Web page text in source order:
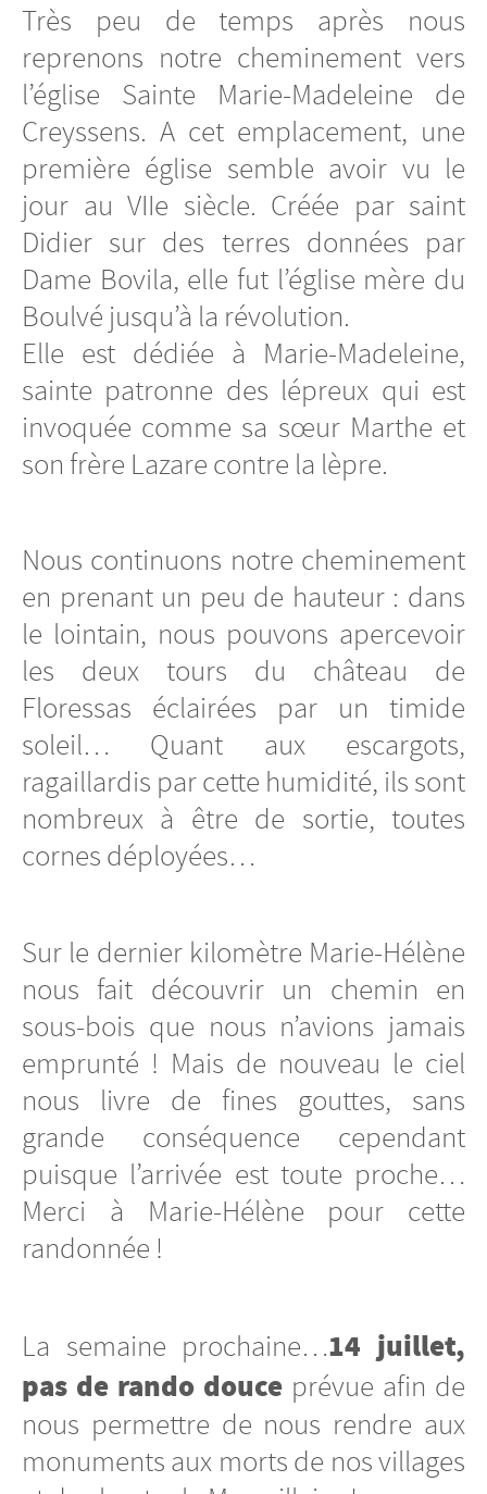
Très peu de temps après nous
reprenons notre cheminement vers
l’église Sainte Marie-Madeleine de
Creyssens. A cet emplacement, une
première église semble avoir vu le
jour au VIIe siècle. Créée par saint
Didier sur des terres données par
Dame Bovila, elle fut l’église mère du
Boulvé jusqu’à la révolution.
Elle est dédiée à Marie-Madeleine,
sainte patronne des lépreux qui est
invoquée comme sa sœur Marthe et
son frère Lazare contre la lèpre.
Nous continuons notre cheminement
en prenant un peu de hauteur : dans
le lointain, nous pouvons apercevoir
les deux tours du château de
Floressas éclairées par un timide
soleil… Quant aux escargots,
ragaillardis par cette humidité, ils sont
nombreux à être de sortie, toutes
cornes déployées…
Sur le dernier kilomètre Marie-Hélène
nous fait découvrir un chemin en
sous-bois que nous n’avions jamais
emprunté ! Mais de nouveau le ciel
nous livre de fines gouttes, sans
grande conséquence cependant
puisque l’arrivée est toute proche…
Merci à Marie-Hélène pour cette
randonnée !
La semaine prochaine…14 juillet,
pas de rando douce prévue afin de
nous permettre de nous rendre aux
monuments aux morts de nos villages